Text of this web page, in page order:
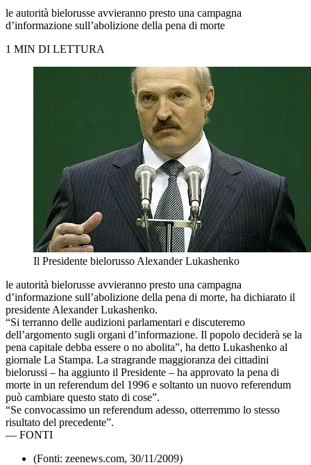
le autorità bielorusse avvieranno presto una campagna
d’informazione sull’abolizione della pena di morte
1 MIN DI LETTURA
Il Presidente bielorusso Alexander Lukashenko
le autorità bielorusse avvieranno presto una campagna
d’informazione sull’abolizione della pena di morte, ha dichiarato il
presidente Alexander Lukashenko.
“Si terranno delle audizioni parlamentari e discuteremo
dell’argomento sugli organi d’informazione. Il popolo deciderà se la
pena capitale debba essere o no abolita”, ha detto Lukashenko al
giornale La Stampa. La stragrande maggioranza dei cittadini
bielorussi – ha aggiunto il Presidente – ha approvato la pena di
morte in un referendum del 1996 e soltanto un nuovo referendum
può cambiare questo stato di cose”.
“Se convocassimo un referendum adesso, otterremmo lo stesso
risultato del precedente”.
— FONTI
(Fonti: zeenews.com, 30/11/2009)